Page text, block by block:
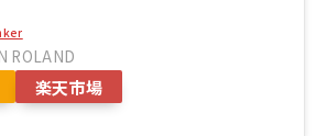
ROLAND
楽天市場